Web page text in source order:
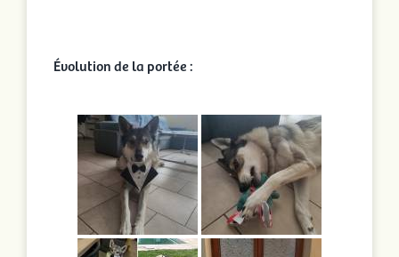
Portées en cours
Portées archivées
Infos pratiques
Évolution de la portée :